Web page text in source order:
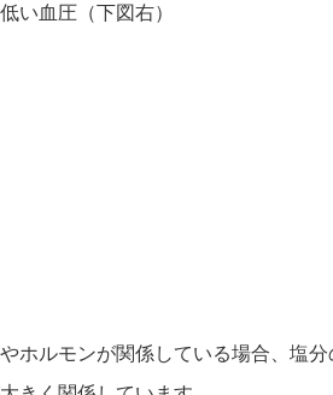
い血圧（下図右）
ホルモンが関係している場合、塩